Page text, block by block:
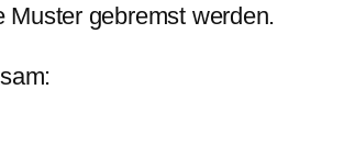
gebremst werden.